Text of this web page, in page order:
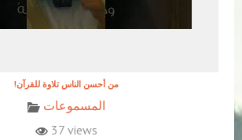
!من أحسن الناس تلاوة للقرآن
المسموعات
37 views